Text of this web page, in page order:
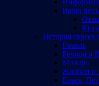
Ваши
Кто
История
Гомель
Речица и
Мозырь
Жлобин и
Ельск,